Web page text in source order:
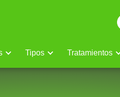
Tipos Tratamientos